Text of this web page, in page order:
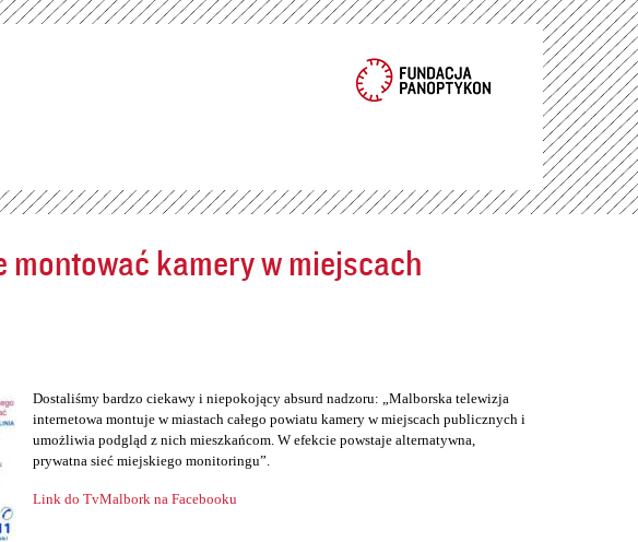
kamery w miejscach
Dostaliśmy bardzo ciekawy i niepokojący absurd nadzoru: „Malborska telewizja
internetowa montuje w miastach całego powiatu kamery w miejscach publicznych i
umożliwia podgląd z nich mieszkańcom. W efekcie powstaje alternatywna,
prywatna sieć miejskiego monitoringu”.
Link do TvMalbork na Facebooku